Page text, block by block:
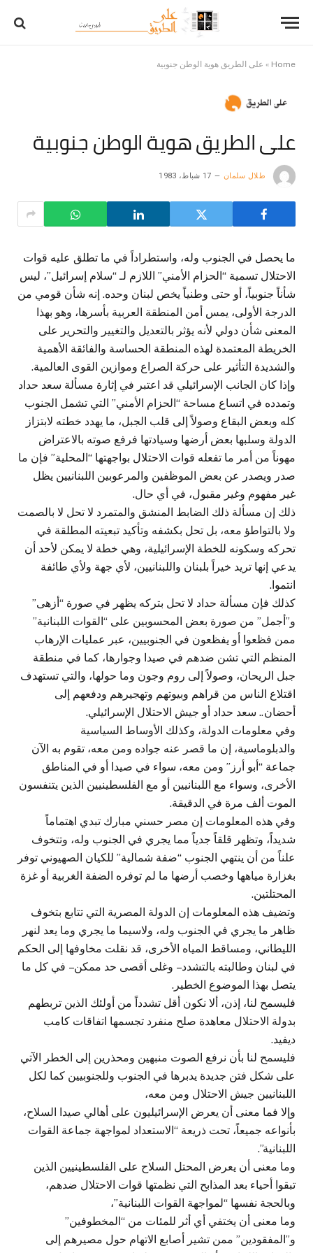
Home
» على الطريق هوية الوطن جنوبية
على الطريق هوية الوطن جنوبية
طلال سلمان 17 شباط، 1983
ما يحصل في الجنوب وله، واستطراداً في ما تطلق عليه قوات
الاحتلال تسمية “الحزام الأمني” اللازم لـ “سلام إسرائيل”، ليس
شأناً جنوبياً، أو حتى وطنياً يخص لبنان وحده. إنه شأن قومي من
الدرجة الأولى، يمس أمن المنطقة العربية بأسرها، وهو بهذا
المعنى شأن دولي لأنه يؤثر بالتعديل والتغيير والتحرير على
الخريطة المعتمدة لهذه المنطقة الحساسة والفائقة الأهمية
والشديدة التأثير على حركة الصراع وموازين القوى العالمية.
وإذا كان الجانب الإسرائيلي قد اعتبر في إثارة مسألة سعد حداد
وتمدده في اتساع مساحة “الحزام الأمني” التي تشمل الجنوب
كله وبعض البقاع وصولاً إلى قلب الجبل، ما يهدد خطته لابتزاز
الدولة وسلبها بعض أرضها وسيادتها فرفع صوته بالاعتراض
مهوناً من أمر ما تفعله قوات الاحتلال بواجهتها “المحلية” فإن ما
صدر ويصدر عن بعض الموظفين والمرعوبين اللبنانيين يظل
غير مفهوم وغير مقبول، في أي حال.
ذلك إن مسألة ذلك الضابط المنشق والمتمرد لا تحل لا بالصمت
ولا بالتواطؤ معه، بل تحل بكشفه وتأكيد تبعيته المطلقة في
تحركه وسكونه للخطة الإسرائيلية، وهي خطة لا يمكن لأحد أن
يدعي إنها تريد خيراً بلبنان واللبنانيين، لأي جهة ولأي طائفة
انتموا.
كذلك فإن مسألة حداد لا تحل بتركه يظهر في صورة “أزهى”
و”أجمل” من صورة بعض المحسوبين على “القوات اللبنانية”
ممن فظعوا أو يفظعون في الجنوبيين، عبر عمليات الإرهاب
المنظم التي تشن ضدهم في صيدا وجوارها، كما في منطقة
جبل الريحان، وصولاً إلى روم وجون وما حولها، والتي تستهدف
اقتلاع الناس من قراهم وبيوتهم وتهجيرهم ودفعهم إلى
أحضان.. سعد حداد أو جيش الاحتلال الإسرائيلي.
وفي معلومات الدولة، وكذلك الأوساط السياسية
والدبلوماسية، إن ما قصر عنه جواده ومن معه، تقوم به الآن
جماعة “أبو أرز” ومن معه، سواء في صيدا أو في المناطق
الأخرى، وسواء مع اللبنانيين أو مع الفلسطينيين الذين يتنفسون
الموت ألف مرة في الدقيقة.
وفي هذه المعلومات إن مصر حسني مبارك تبدي اهتماماً
شديداً، وتظهر قلقاً جدياً مما يجري في الجنوب وله، وتتخوف
علناً من أن ينتهي الجنوب “ضفة شمالية” للكيان الصهيوني توفر
بغزارة مياهها وخصب أرضها ما لم توفره الضفة الغربية أو غزة
المحتلتين.
وتضيف هذه المعلومات إن الدولة المصرية التي تتابع بتخوف
ظاهر ما يجري في الجنوب وله، ولاسيما ما يجري وما يعد لنهر
الليطاني، ومساقط المياه الأخرى، قد نقلت مخاوفها إلى الحكم
في لبنان وطالبته بالتشدد – وغلى أقصى حد ممكن – في كل ما
يتصل بهذا الموضوع الخطير.
فليسمح لنا، إذن، ألا نكون أقل تشدداً من أولئك الذين تربطهم
بدولة الاحتلال معاهدة صلح منفرد تجسمها اتفاقات كامب
ديفيد.
فليسمح لنا بأن نرفع الصوت منبهين ومحذرين إلى الخطر الآتي
على شكل فتن جديدة يدبرها في الجنوب وللجنوبيين كما لكل
اللبنانيين جيش الاحتلال ومن معه،
وإلا فما معنى أن يعرض الإسرائيليون على أهالي صيدا السلاح،
بأنواعه جميعاً، تحت ذريعة “الاستعداد لمواجهة جماعة القوات
اللبنانية”.
وما معنى أن يعرض المحتل السلاح على الفلسطينيين الذين
تبقوا أحياء بعد المذابح التي نظمتها قوات الاحتلال ضدهم،
وبالحجة نفسها “لمواجهة القوات اللبنانية”،
وما معنى أن يختفي أي أثر للمئات من “المخطوفين”
و”المفقودين” ممن تشير أصابع الاتهام حول مصيرهم إلى